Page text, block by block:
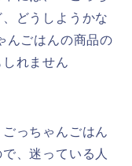
どうしようかな
んごはんの商品の
れません
っちゃんごはん
、迷っている人